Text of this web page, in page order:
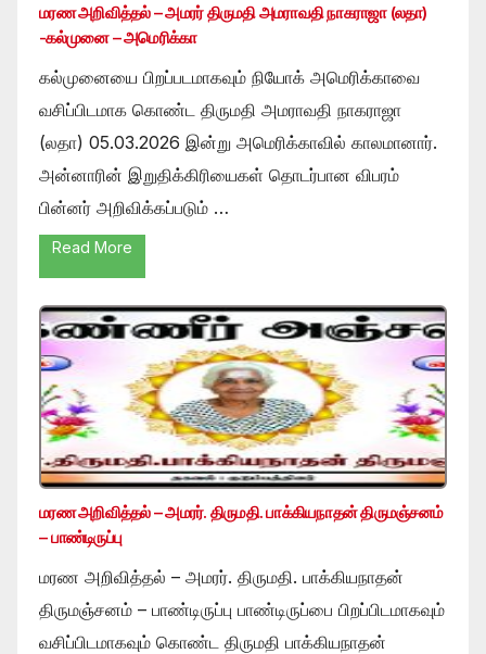
மரண அறிவித்தல் – அமரர் திருமதி அமராவதி நாகராஜா (லதா)
-கல்முனை – அமெரிக்கா
கல்முனையை பிறப்படமாகவும் நியோக் அமெரிக்காவை
வசிப்பிடமாக கொண்ட திருமதி அமராவதி நாகராஜா
(லதா) 05.03.2026 இன்று அமெரிக்காவில் காலமானார்.
அன்னாரின் இறுதிக்கிரியைகள் தொடர்பான விபரம்
பின்னர் அறிவிக்கப்படும் …
Read More
மரண அறிவித்தல் – அமரர். திருமதி. பாக்கியநாதன் திருமஞ்சனம்
– பாண்டிருப்பு
மரண அறிவித்தல் – அமரர். திருமதி. பாக்கியநாதன்
திருமஞ்சனம் – பாண்டிருப்பு பாண்டிருப்பை பிறப்பிடமாகவும்
வசிப்பிடமாகவும் கொண்ட திருமதி பாக்கியநாதன்